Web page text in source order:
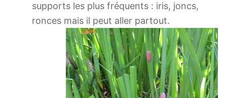
supports les plus fréquents : iris, joncs,
ronces mais il peut aller partout.